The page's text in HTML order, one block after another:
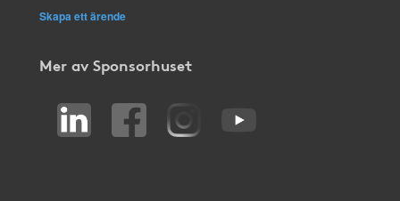
Skapa ett ärende
Mer av Sponsorhuset